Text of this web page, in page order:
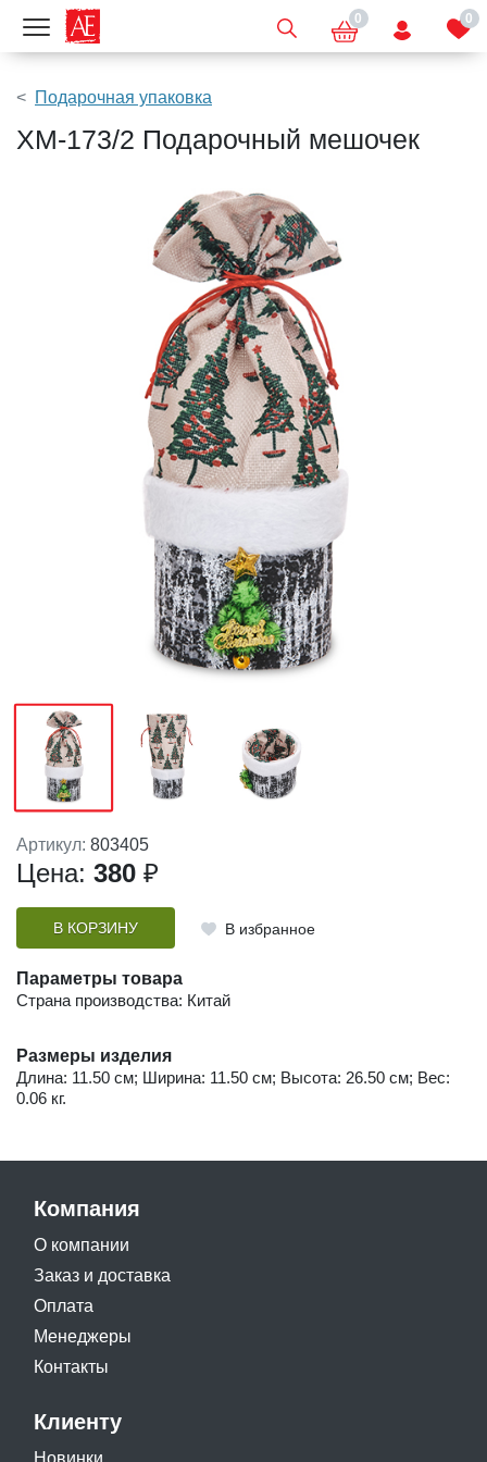
Показать меню 0 0
Подарочная упаковка
XM-173/2 Подарочный мешочек
Артикул: 803405
Цена: 380 ₽
В КОРЗИНУ В избранное
Параметры товара
Страна производства: Китай
Размеры изделия
Длина: 11.50 см; Ширина: 11.50 см; Высота: 26.50 см; Вес:
0.06 кг.
Компания
О компании
Заказ и доставка
Оплата
Менеджеры
Контакты
Клиенту
Новинки